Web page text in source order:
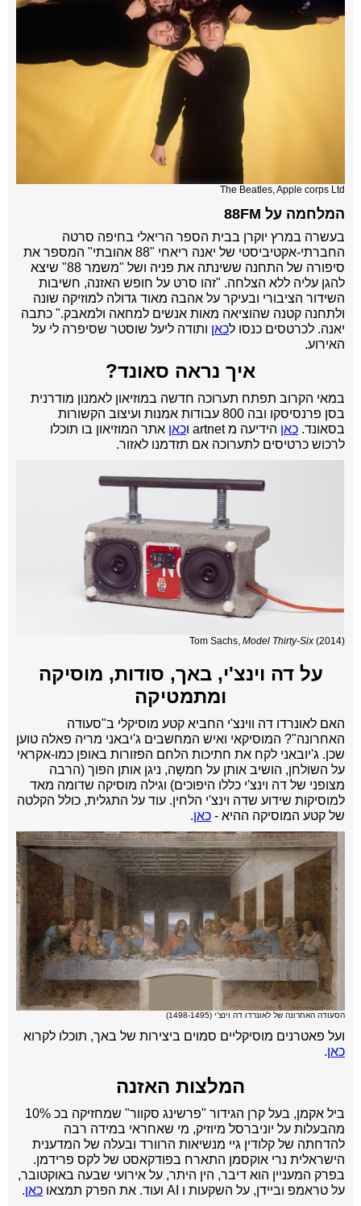
The Beatles, Apple corps Ltd
המלחמה על 88FM
בעשרה במרץ יוקרן בבית הספר הריאלי בחיפה סרטה
החברתי-אקטיביסטי של יאנה ריאחי "88 אהובתי" המספר את
סיפורה של התחנה ששינתה את פניה ושל "משמר 88" שיצא
להגן עליה ללא הצלחה. "זהו סרט על חופש האזנה, חשיבות
השידור הציבורי ובעיקר על אהבה מאוד גדולה למוזיקה שונה
ולתחנה קטנה שהוציאה מאות אנשים למחאה ולמאבק." כתבה
יאנה. לכרטסים כנסו לכאן ותודה ליעל שוסטר שסיפרה לי על
האירוע.
איך נראה סאונד?
במאי הקרוב תפתח תערוכה חדשה במוזיאון לאמנון מודרנית
בסן פרנסיסקו ובה 800 עבודות אמנות ועיצוב הקשורות
בסאונד. כאן הידיעה מ artnet ו כאן אתר המוזיאון בו תוכלו
לרכוש כרטיסים לתערוכה אם תזדמנו לאזור.
Tom Sachs, Model Thirty-Six (2014)
על דה וינצ'י, באך, סודות, מוסיקה
ומתמטיקה
האם לאונרדו דה ווינצ'י החביא קטע מוסיקלי ב"סעודה
האחרונה"? המוסיקאי ואיש המחשבים ג'יבאני מריה פאלה טוען
שכן. ג'יובאני לקח את חתיכות הלחם הפזורות באופן כמו-אקראי
על השולחן, הושיב אותן על חמשָה, ניגן אותן הפוך (הרבה
מצופני של דה וינצ'י כללו היפוכים) וגילה מוסיקה שדומה מאד
למוסיקות שידוע שדה וינצ'י הלחין. עוד על התגלית, כולל הקלטה
של קטע המוסיקה ההיא - כאן.
הסעודה האחרונה של לאונרדו דה וינצ'י (1498-1495)
ועל פאטרנים מוסיקליים סמוים ביצירות של באך, תוכלו לקרוא
כאן.
המלצות האזנה
ביל אקמן, בעל קרן הגידור "פרשינג סקוור" שמחזיקה בכ 10%
מהבעלות על יוניברסל מיוזיק, מי שאחראי במידה רבה
להדחתה של קלודין גיי מנשיאות הרוורד ובעלה של המדענית
הישראלית נרי אוקסמן התארח בפודקאסט של לקס פרידמן.
בפרק המעניין הוא דיבר, הין היתר, על אירועי שבעה באוקטובר,
על טראמפ וביידן, על השקעות ו AI ועוד. את הפרק תמצאו
כאן.